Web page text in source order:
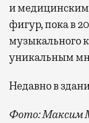
и медицинским
фигур, пока в
музыкального
уникальным
Недавно в
Фото: Максим